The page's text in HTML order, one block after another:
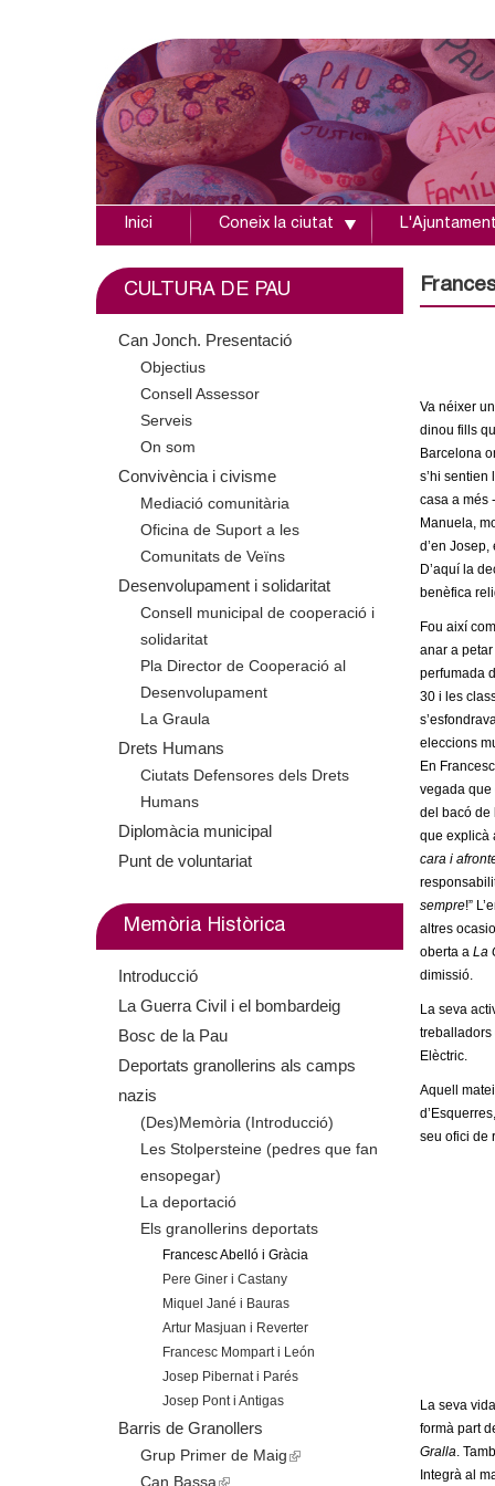
j
n
Inici Coneix la ciutat L'Ajuntament
Va néixer
dinou fills
Barcelona
s’hi sentien
casa a més
Manuela,
d’en
D’aquí la
benèfica
Fou així
anar a
perfumada
30 i les
eleccions
En
vegada que
del bacó de
que explicà
cara i
sempre!”
altres
oberta a La
dimissió.
La seva
treballadors
Elèctric.
Aquell
seu ofici de
La seva
formà part
Gralla.
Integrà al
CULTURA DE PAU
Can Jonch. Presentació
Objectius
Consell Assessor
Serveis
On som
Convivència i civisme
Mediació comunitària
Oficina de Suport a les
Comunitats de Veïns
Desenvolupament i solidaritat
Consell municipal de cooperació i
solidaritat
Pla Director de Cooperació al
Desenvolupament
La Graula
Drets Humans
Ciutats Defensores dels Drets
Humans
Diplomàcia municipal
Punt de voluntariat
Memòria Històrica
Introducció
La Guerra Civil i el bombardeig
Bosc de la Pau
Deportats granollerins als camps
nazis
(Des)Memòria (Introducció)
Les Stolpersteine (pedres que fan
ensopegar)
La deportació
Els granollerins deportats
Francesc Abelló i Gràcia
Pere Giner i Castany
Miquel Jané i Bauras
Artur Masjuan i Reverter
Francesc Mompart i León
Josep Pibernat i Parés
Josep Pont i Antigas
Barris de Granollers
Grup Primer de Maig (
Can Bassa(